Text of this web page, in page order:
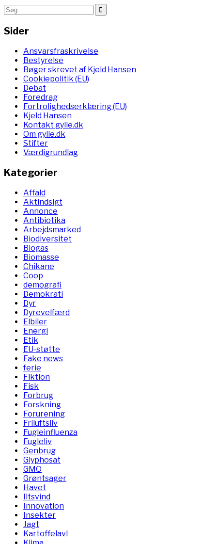
Sider
Ansvarsfraskrivelse
Bestyrelse
Bøger skrevet af Kjeld Hansen
Cookiepolitik (EU)
Debat
Foredrag
Fortrolighedserklæring (EU)
Kjeld Hansen
Kontakt gylle.dk
Om gylle.dk
Stifter
Værdigrundlag
Kategorier
Affald
Aktindsigt
Annonce
Antibiotika
Arbejdsmarked
Biodiversitet
Biogas
Biomasse
Chikane
Coop
demografi
Demokrati
Dyr
Dyrevelfærd
Elbiler
Energi
Etik
EU-støtte
Fake news
ferie
Fiktion
Fisk
Forbrug
Forskning
Forurening
Friluftsliv
Fugleinfluenza
Fugleliv
Genbrug
Glyphosat
GMO
Grøntsager
Havet
Iltsvind
Innovation
Insekter
Jagt
Kartoffelavl